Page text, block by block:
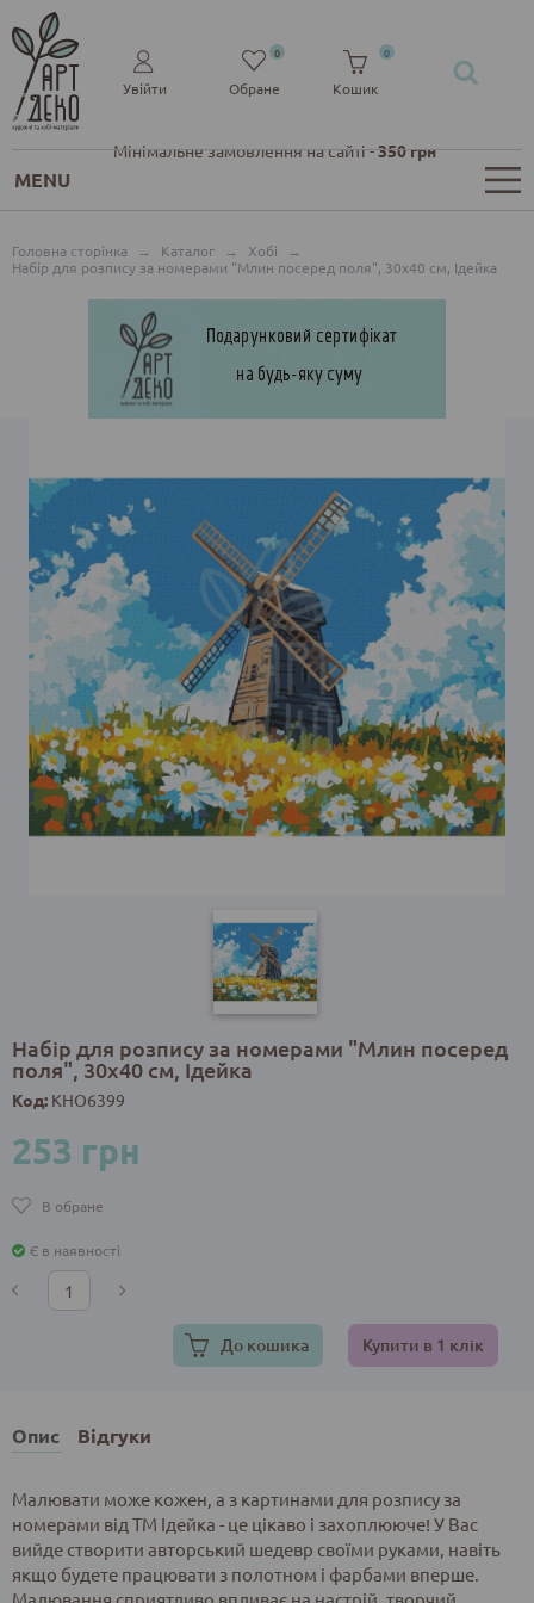
Мінімальне замовлення на сайті -350 грн
Увійти Обране
0
Кошик
0
MENU
Головна сторінка → Каталог → Хобі
→
Набір для розпису за номерами "Млин посеред поля", 30х40 см, Ідейка
Набір для розпису за номерами "Млин посеред
поля", 30х40 см, Ідейка
Код: KHO6399
253 грн
В обране
Є в наявності
До кошика Купити в 1 клік
Опис Відгуки
Малювати може кожен, а з картинами для розпису за
номерами від ТМ Ідейка - це цікаво і захоплююче! У Вас
вийде створити авторський шедевр своїми руками, навіть
якщо будете працювати з полотном і фарбами вперше.